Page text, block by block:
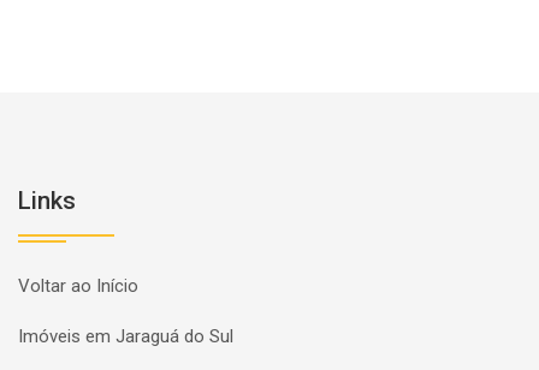
Links
Voltar ao Início
Imóveis em Jaraguá do Sul